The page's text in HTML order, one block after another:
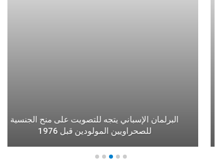
البرلمان الإسباني يتجه للتصويت على منح الجنسية
للصحراويين المولودين قبل 1976